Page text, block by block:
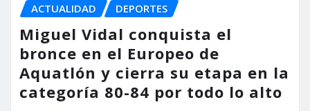
ACTUALIDAD DEPORTES
Miguel Vidal conquista el
bronce en el Europeo de
Aquatlón y cierra su etapa en la
categoría 80-84 por todo lo alto